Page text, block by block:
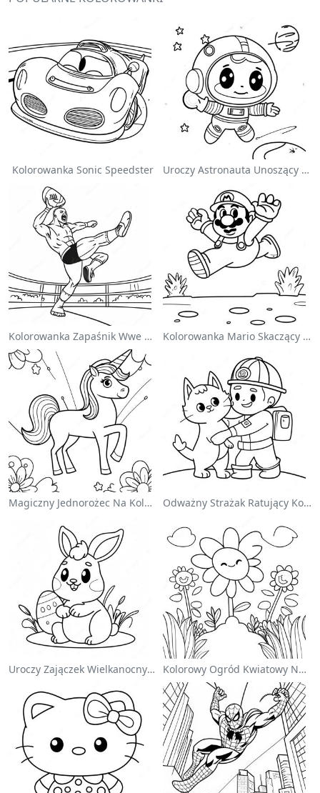
Kolorowanka Sonic Speedster Uroczy Astronauta Unoszący Się W Kosmosie - Kolorowanka
Kolorowanka Zapaśnik Wwe Skaczący Na Przeciwnika Kolorowanka Mario Skaczący Nad Goombami
Magiczny Jednorożec Na Kolorowance Z Tęczą Odważny Strażak Ratujący Kota - Kolorowanka
Uroczy Zajączek Wielkanocny Na Kolorowance Kolorowy Ogród Kwiatowy Na Kolorowance